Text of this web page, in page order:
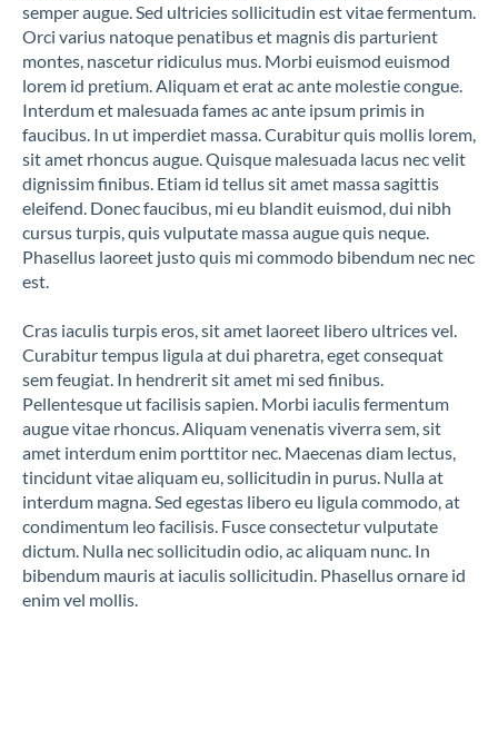
semper augue. Sed ultricies sollicitudin est vitae fermentum.
Orci varius natoque penatibus et magnis dis parturient
montes, nascetur ridiculus mus. Morbi euismod euismod
lorem id pretium. Aliquam et erat ac ante molestie congue.
Interdum et malesuada fames ac ante ipsum primis in
faucibus. In ut imperdiet massa. Curabitur quis mollis lorem,
sit amet rhoncus augue. Quisque malesuada lacus nec velit
dignissim finibus. Etiam id tellus sit amet massa sagittis
eleifend. Donec faucibus, mi eu blandit euismod, dui nibh
cursus turpis, quis vulputate massa augue quis neque.
Phasellus laoreet justo quis mi commodo bibendum nec nec
est.
Cras iaculis turpis eros, sit amet laoreet libero ultrices vel.
Curabitur tempus ligula at dui pharetra, eget consequat
sem feugiat. In hendrerit sit amet mi sed finibus.
Pellentesque ut facilisis sapien. Morbi iaculis fermentum
augue vitae rhoncus. Aliquam venenatis viverra sem, sit
amet interdum enim porttitor nec. Maecenas diam lectus,
tincidunt vitae aliquam eu, sollicitudin in purus. Nulla at
interdum magna. Sed egestas libero eu ligula commodo, at
condimentum leo facilisis. Fusce consectetur vulputate
dictum. Nulla nec sollicitudin odio, ac aliquam nunc. In
bibendum mauris at iaculis sollicitudin. Phasellus ornare id
enim vel mollis.